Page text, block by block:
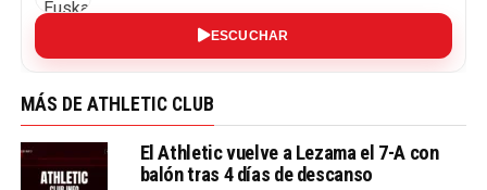
ESCUCHAR
MÁS DE ATHLETIC CLUB
El Athletic vuelve a Lezama el 7-A con
balón tras 4 días de descanso